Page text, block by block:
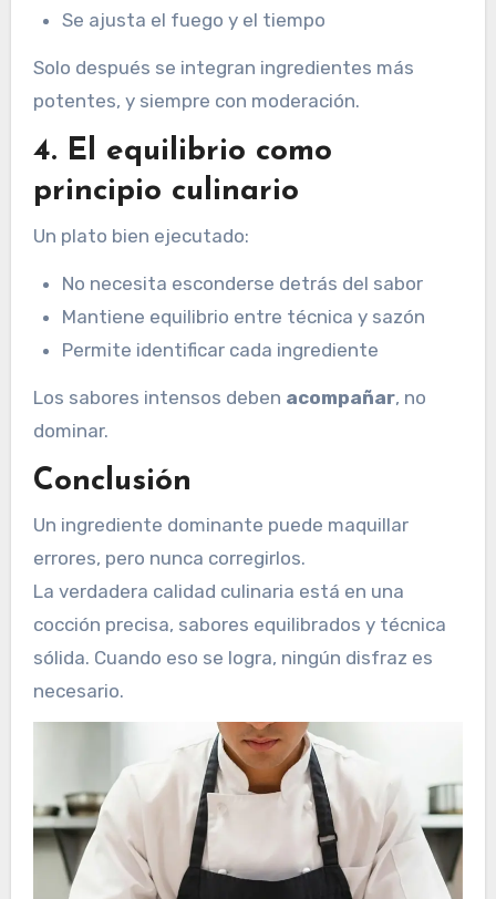
Se ajusta el fuego y el tiempo
Solo después se integran ingredientes más
potentes, y siempre con moderación.
4. El equilibrio como
principio culinario
Un plato bien ejecutado:
No necesita esconderse detrás del sabor
Mantiene equilibrio entre técnica y sazón
Permite identificar cada ingrediente
Los sabores intensos deben acompañar, no
dominar.
Conclusión
Un ingrediente dominante puede maquillar
errores, pero nunca corregirlos.
La verdadera calidad culinaria está en una
cocción precisa, sabores equilibrados y técnica
sólida. Cuando eso se logra, ningún disfraz es
necesario.